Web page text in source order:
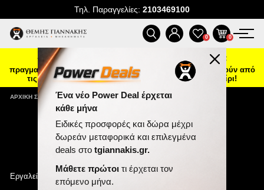
Τηλ. Παραγγελίες: 2103469100
ΠΡΟΪΌΝΤΑ
ΠΡΟΣΦΟΡΈΣ
ΝΈΕΣ ΑΦΊΞΕΙΣ
ΕΠΙΚΟΙΝΩΝΊΑ
ΝΈΑ & ΆΡΘΡΑ
0 0
☀️ Καλοκαιρινή ενημέρωση: Οι παραγγελίες που θα
πραγματοποιηθούν από 7 έως 16 Αυγούστου θα αποσταλούν από
τις 17 Αυγούστου, λόγω θερινής άδειας. Καλό καλοκαίρι!
ΑΡΧΙΚΉ ΣΕΛΊΔΑ / ΕΡΓΑΛΕΊΑ ΑΈΡΑ
Εργαλεία Αέρα
Εργαλεία Αέρα
Ένα νέο Power Deal έρχεται
κάθε μήνα